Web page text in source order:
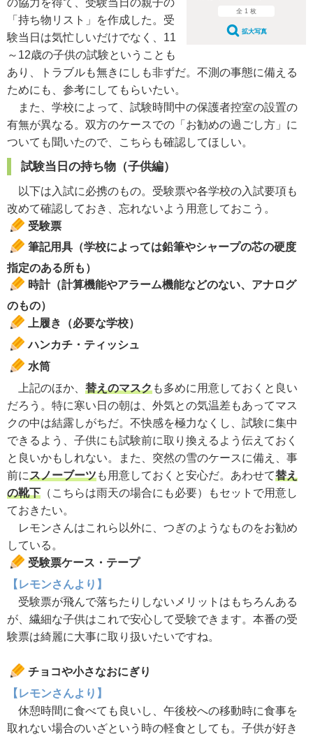
全 1 枚
拡大写真
の協力を得て、受験当日の親子の
「持ち物リスト」を作成した。受
験当日は気忙しいだけでなく、11
～12歳の子供の試験ということも
あり、トラブルも無きにしも非ずだ。不測の事態に備える
ためにも、参考にしてもらいたい。
また、学校によって、試験時間中の保護者控室の設置の
有無が異なる。双方のケースでの「お勧めの過ごし方」に
ついても聞いたので、こちらも確認してほしい。
試験当日の持ち物（子供編）
以下は入試に必携のもの。受験票や各学校の入試要項も
改めて確認しておき、忘れないよう用意しておこう。
受験票
筆記用具（学校によっては鉛筆やシャープの芯の硬度
指定のある所も）
時計（計算機能やアラーム機能などのない、アナログ
のもの）
上履き（必要な学校）
ハンカチ・ティッシュ
水筒
上記のほか、 替えのマスクも多めに用意しておくと良い
だろう。特に寒い日の朝は、外気との気温差もあってマス
クの中は結露しがちだ。不快感を極力なくし、試験に集中
できるよう、子供にも試験前に取り換えるよう伝えておく
と良いかもしれない。また、突然の雪のケースに備え、事
前にスノーブーツも用意しておくと安心だ。あわせて替え
の靴下 （こちらは雨天の場合にも必要）もセットで用意し
ておきたい。
レモンさんはこれら以外に、つぎのようなものをお勧め
している。
受験票ケース・テープ
【レモンさんより】
受験票が飛んで落ちたりしないメリットはもちろんある
が、繊細な子供はこれで安心して受験できます。本番の受
験票は綺麗に大事に取り扱いたいですね。
チョコや小さなおにぎり
【レモンさんより】
休憩時間に食べても良いし、午後校への移動時に食事を
取れない場合のいざという時の軽食としても。子供が好き